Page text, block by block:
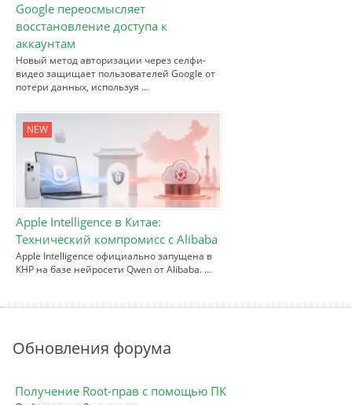
Google переосмысляет
восстановление доступа к
аккаунтам
Новый метод авторизации через селфи-
видео защищает пользователей Google от
потери данных, используя …
NEW
Apple Intelligence в Китае:
Технический компромисс с Alibaba
Apple Intelligence официально запущена в
КНР на базе нейросети Qwen от Alibaba. …
Обновления форума
Получение Root-прав с помощью ПК